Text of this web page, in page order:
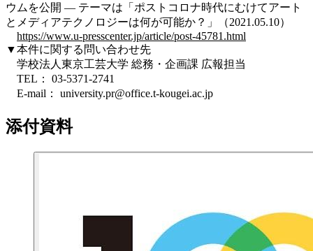
ウムを公開 — テーマは「ポストコロナ時代にむけてアート
とメディアテクノロジーは何が可能か？」（2021.05.10）
https://www.u-presscenter.jp/article/post-45781.html
▼本件に関する問い合わせ先
学校法人東京工芸大学 総務・企画課 広報担当
TEL： 03-5371-2741
E-mail： university.pr@office.t-kougei.ac.jp
添付資料